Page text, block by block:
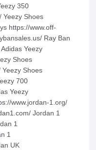
350
Yeezy Shoes
https://www.off-
Ray Ban
Yeezy
Shoes
Shoes
700
Yeezy
www.jordan-1.org/
Jordan 1
1
1
UK